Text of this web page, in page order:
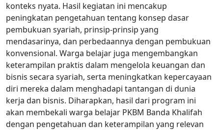
konteks nyata. Hasil kegiatan ini mencakup
peningkatan pengetahuan tentang konsep dasar
pembukuan syariah, prinsip-prinsip yang
mendasarinya, dan perbedaannya dengan pembukuan
konvensional. Warga belajar juga mengembangkan
keterampilan praktis dalam mengelola keuangan dan
bisnis secara syariah, serta meningkatkan kepercayaan
diri mereka dalam menghadapi tantangan di dunia
kerja dan bisnis. Diharapkan, hasil dari program ini
akan membekali warga belajar PKBM Banda Khalifah
dengan pengetahuan dan keterampilan yang relevan